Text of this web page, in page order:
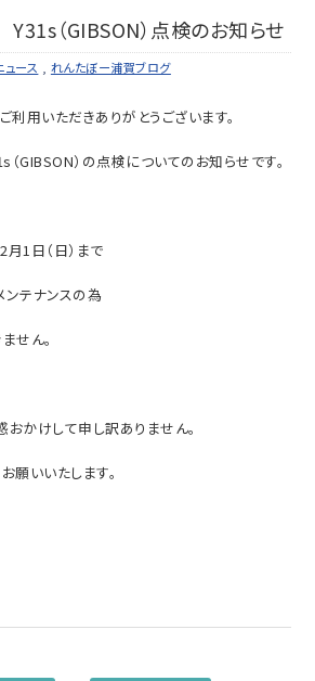
（GIBSON）点検のお知らせ
ュース れんたぼー浦賀ブログ
利用いただきありがとうございます。
GIBSON）の点検についてのお知らせです。
1日（日）まで
テナンスの為
せん。
かけして申し訳ありません。
願いいたします。